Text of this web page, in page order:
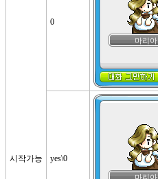
시작가능
0
마리아
yes\0
마리아